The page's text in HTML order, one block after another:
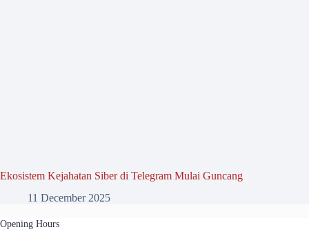
Ekosistem Kejahatan Siber di Telegram Mulai Guncang
11 December 2025
Opening Hours